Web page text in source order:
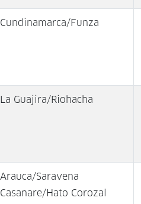
Cundinamarca/Funza
La Guajira/Riohacha
Arauca/Saravena
Casanare/Hato Corozal